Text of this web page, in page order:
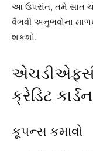
આ ઉપરાંત, તમે સાત
વૈભવી અનુભવોના
શકશો.
ક્રેડિટ
કૂપન્સ કમાવો